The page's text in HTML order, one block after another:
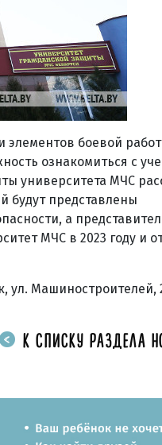
элементов боевой
ознакомиться с
университета МЧС
будут представлены
а
МЧС в 2023 году и
ул. Машиностроителей,
К СПИСКУ РАЗДЕЛА